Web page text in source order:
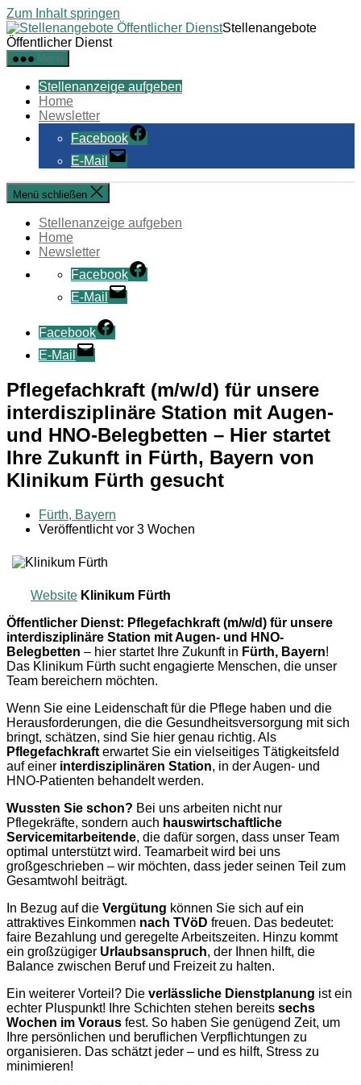
Zum Inhalt springen
Stellenangebote
Öffentlicher Dienst
Menü
Stellenanzeige aufgeben
Home
Newsletter
Facebook
E-Mail
Menü schließen
Stellenanzeige aufgeben
Home
Newsletter
Facebook
E-Mail
Facebook
E-Mail
Pflegefachkraft (m/w/d) für unsere
interdisziplinäre Station mit Augen-
und HNO-Belegbetten – Hier startet
Ihre Zukunft in Fürth, Bayern von
Klinikum Fürth gesucht
Fürth, Bayern
Veröffentlicht vor 3 Wochen
Website Klinikum Fürth
Öffentlicher Dienst: Pflegefachkraft (m/w/d) für unsere
interdisziplinäre Station mit Augen- und HNO-
Belegbetten – hier startet Ihre Zukunft in Fürth, Bayern!
Das Klinikum Fürth sucht engagierte Menschen, die unser
Team bereichern möchten.
Wenn Sie eine Leidenschaft für die Pflege haben und die
Herausforderungen, die die Gesundheitsversorgung mit sich
bringt, schätzen, sind Sie hier genau richtig. Als
Pflegefachkraft erwartet Sie ein vielseitiges Tätigkeitsfeld
auf einer interdisziplinären Station, in der Augen- und
HNO-Patienten behandelt werden.
Wussten Sie schon? Bei uns arbeiten nicht nur
Pflegekräfte, sondern auch hauswirtschaftliche
Servicemitarbeitende, die dafür sorgen, dass unser Team
optimal unterstützt wird. Teamarbeit wird bei uns
großgeschrieben – wir möchten, dass jeder seinen Teil zum
Gesamtwohl beiträgt.
In Bezug auf die Vergütung können Sie sich auf ein
attraktives Einkommen nach TVöD freuen. Das bedeutet:
faire Bezahlung und geregelte Arbeitszeiten. Hinzu kommt
ein großzügiger Urlaubsanspruch, der Ihnen hilft, die
Balance zwischen Beruf und Freizeit zu halten.
Ein weiterer Vorteil? Die verlässliche Dienstplanung ist ein
echter Pluspunkt! Ihre Schichten stehen bereits sechs
Wochen im Voraus fest. So haben Sie genügend Zeit, um
Ihre persönlichen und beruflichen Verpflichtungen zu
organisieren. Das schätzt jeder – und es hilft, Stress zu
minimieren!